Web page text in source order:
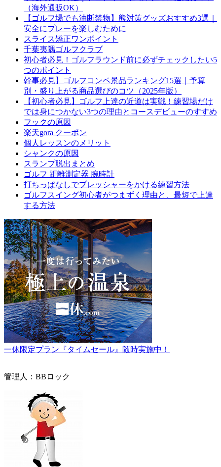
（海外通販OK）
【ゴルフ場でも油断禁物】熊対策グッズおすすめ3選｜
安全にプレーを楽しむために
スライス矯正ワンポイント
千葉夷隅ゴルフクラブ
初心者必見！ゴルフラウンド前に必ずチェックしたい5
つのポイント
幹事必見】ゴルフコンペ景品ランキング15選｜予算
別・盛り上がる商品選びのコツ（2025年版）
【初心者必見】ゴルフ上達の近道は実戦！練習場だけ
では身につかない3つの理由とコースデビューのすすめ
フックの原因
楽天gora クーポン
個人レッスンのメリット
シャンクの原因
スランプ脱出まとめ
ゴルフ 距離測定器 腕時計
打ちっぱなしでプレッシャーをかける練習方法
ゴルフスイング初心者がつまずく理由と、最短で上達
する方法
一休限定プラン『タイムセール』随時実施中！
管理人：BBロック